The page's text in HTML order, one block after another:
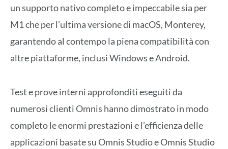
un supporto nativo completo e impeccabile sia per
M1 che per l’ultima versione di macOS, Monterey,
garantendo al contempo la piena compatibilità con
altre piattaforme, inclusi Windows e Android.
Test e prove interni approfonditi eseguiti da
numerosi clienti Omnis hanno dimostrato in modo
completo le enormi prestazioni e l’efficienza delle
applicazioni basate su Omnis Studio e Omnis Studio